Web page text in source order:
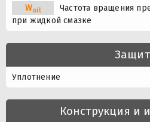
Woil
Частота вращения
при жидкой смазке
Уплотнение
Конструкция и